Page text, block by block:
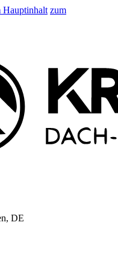
Hauptinhalt zum
DE